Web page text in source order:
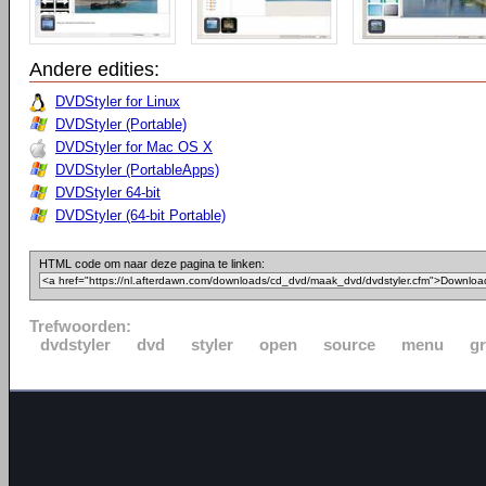
Andere edities:
DVDStyler for Linux
DVDStyler (Portable)
DVDStyler for Mac OS X
DVDStyler (PortableApps)
DVDStyler 64-bit
DVDStyler (64-bit Portable)
HTML code om naar deze pagina te linken:
Trefwoorden:
dvdstyler
dvd styler open source menu